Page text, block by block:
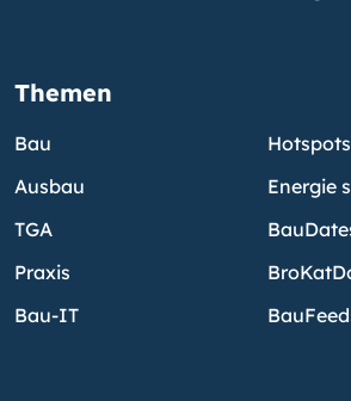
Themen
Bau
Ausbau
TGA
Praxis
Bau-IT
Hotspots
Energie